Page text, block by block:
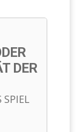
DER
SPIEL